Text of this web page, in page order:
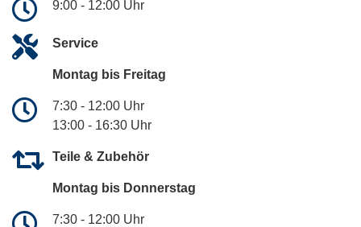
9:00 - 12:00 Uhr
Service
Montag bis Freitag
7:30 - 12:00 Uhr
13:00 - 16:30 Uhr
Teile & Zubehör
Montag bis Donnerstag
7:30 - 12:00 Uhr